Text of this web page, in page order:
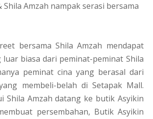
Shila Amzah nampak serasi bersama
bersama Shila Amzah mendapat
luar biasa dari peminat-peminat Shila
peminat cina yang berasal dari
membeli-belah di Setapak Mall.
Shila Amzah datang ke butik Asyikin
persembahan, Butik Asyikin